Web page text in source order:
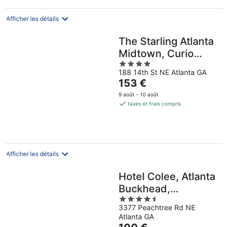
par
Afficher les détails
The Starling Atlanta
Midtown, Curio
Collection by Hilton
4
out
of
5
188 14th St NE Atlanta GA
Le
prix
est
nuit
153 €
9 août - 10 août
taxes et frais compris
Afficher les détails
Hotel Colee, Atlanta
Buckhead,
Autograph
Collection
4.5
out
of
3377 Peachtree Rd NE
Atlanta GA